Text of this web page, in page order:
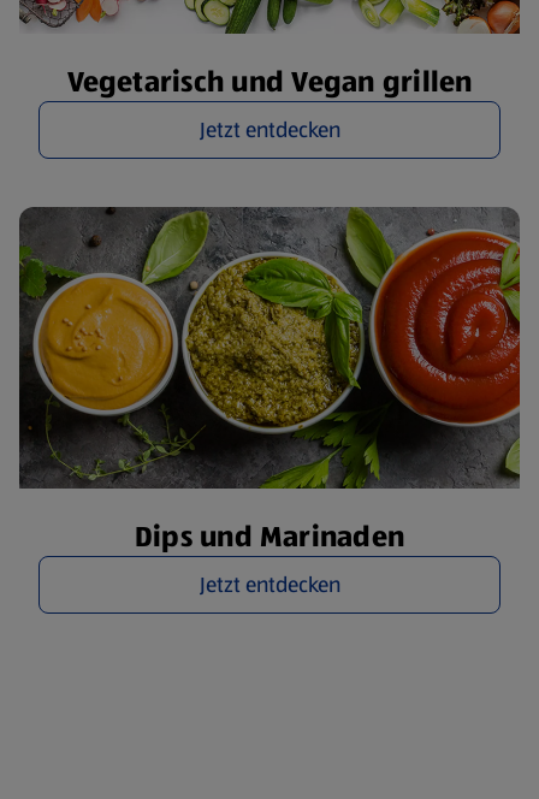
Vegetarisch und Vegan grillen
Jetzt entdecken
Dips und Marinaden
Jetzt entdecken